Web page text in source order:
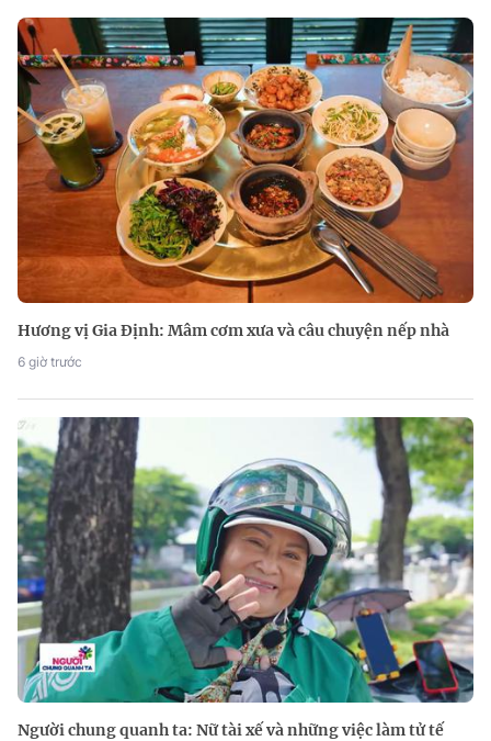
Hương vị Gia Định: Mâm cơm xưa và câu chuyện nếp nhà
6 giờ trước
Người chung quanh ta: Nữ tài xế và những việc làm tử tế